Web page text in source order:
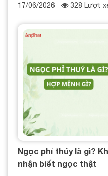
17/06/2026 328 Lượt
Ngọc phỉ thúy là gì?
nhận biết ngọc thật